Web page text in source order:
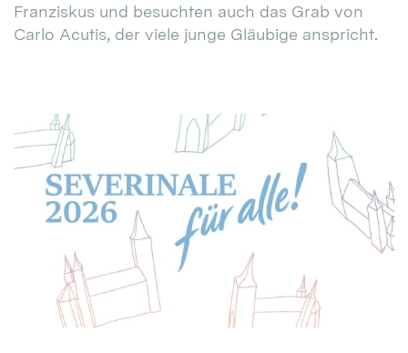
Franziskus und besuchten auch das Grab von
Carlo Acutis, der viele junge Gläubige anspricht.